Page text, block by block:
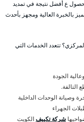
ع أفضل نتيجة في تمديد
بالخبرة العالية ومجهز بأحدث
تتعدد الخدمات التي
الجودة
التالفة.
وصيانة الوحدات الداخلية
الجهراء
شركة تكييفالكويت